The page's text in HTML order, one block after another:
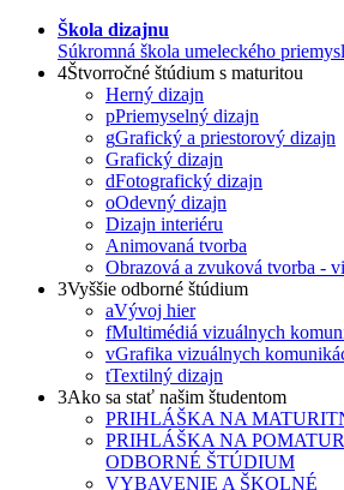
Škola dizajnu
Súkromná škola umeleckého
4Štvorročné štúdium s maturitou
Herný dizajn
pPriemyselný dizajn
gGrafický a priestorový dizajn
Grafický dizajn
dFotografický dizajn
oOdevný dizajn
Dizajn interiéru
Animovaná tvorba
Obrazová a zvuková tvorba -
3Vyššie odborné štúdium
aVývoj hier
fMultimédiá vizuálnych
vGrafika vizuálnych
tTextilný dizajn
3Ako sa stať našim študentom
PRIHLÁŠKA NA
PRIHLÁŠKA NA
ODBORNÉ ŠTÚDIUM
VYBAVENIE A ŠKOLNÉ